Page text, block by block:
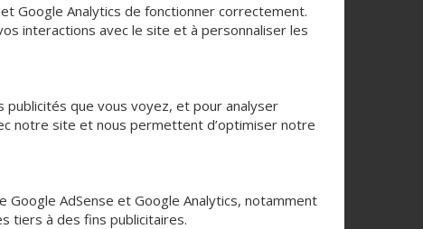
Google Analytics de fonctionner correctement.
interactions avec le site et à personnaliser les
que vous voyez, et pour analyser
notre site et nous permettent d’optimiser notre
AdSense et Google Analytics, notamment
tiers à des fins publicitaires.